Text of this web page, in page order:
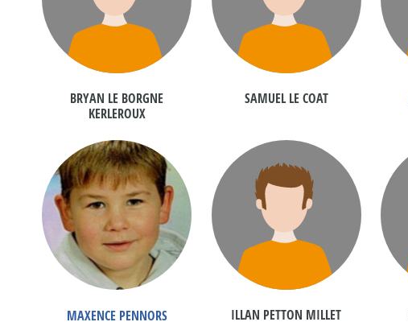
BRYAN LE BORGNE
KERLEROUX
SAMUEL LE COAT
MAXENCE PENNORS ILLAN PETTON MILLET